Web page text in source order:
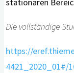
stationären
Die vollständige
https://
4421_2020_01#/